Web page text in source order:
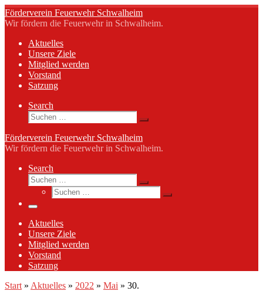
Zum
Inhalt
Förderverein Feuerwehr Schwalheim
Wir fördern die Feuerwehr in Schwalheim.
Aktuelles
Unsere Ziele
Mitglied werden
Vorstand
Satzung
Search
Suche
Suchen …
Förderverein Feuerwehr Schwalheim
Wir fördern die Feuerwehr in Schwalheim.
Search
Suche
Suchen …
Suche
Suchen …
Menü
Aktuelles
Unsere Ziele
Mitglied werden
Vorstand
Satzung
Start » Aktuelles » 2022 » Mai » 30.